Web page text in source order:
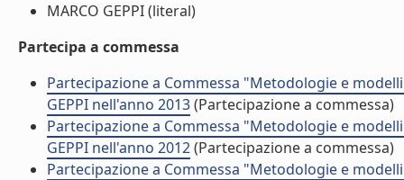
MARCO GEPPI (literal)
Partecipa a commessa
Partecipazione a Commessa "Metodologie e
GEPPI nell'anno 2013(Partecipazione a commessa)
Partecipazione a Commessa "Metodologie e
GEPPI nell'anno 2012(Partecipazione a commessa)
Partecipazione a Commessa "Metodologie e